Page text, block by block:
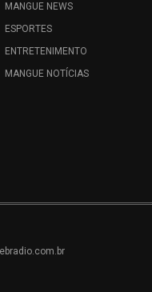
MANGUE NEWS
ESPORTES
ENTRETENIMENTO
MANGUE NOTÍCIAS